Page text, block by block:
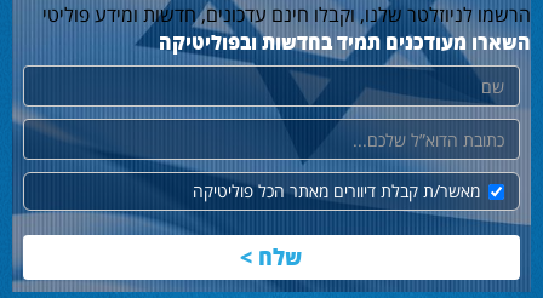
הרשמו לניוזלטר שלנו, וקבלו חינם עדכונים, חדשות ומידע פוליטי
השארו מעודכנים תמיד בחדשות ובפוליטיקה
שם
דוא"ל
מאשר/ת קבלת דיוורים מאתר הכל פוליטיקה